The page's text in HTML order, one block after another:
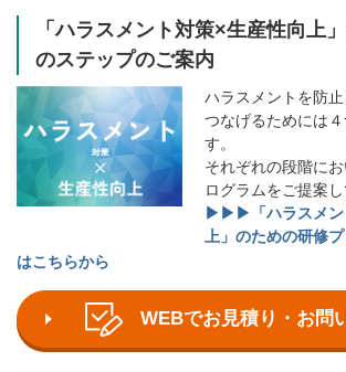
「ハラスメント対策×生産性向上
のステップのご案内
ハラスメントを防
つなげるためには
す。
それぞれの段階に
ログラムをご提案し
▶▶▶「ハラスメン
上」のための研修
はこちらから
WEBでお見積り・お問